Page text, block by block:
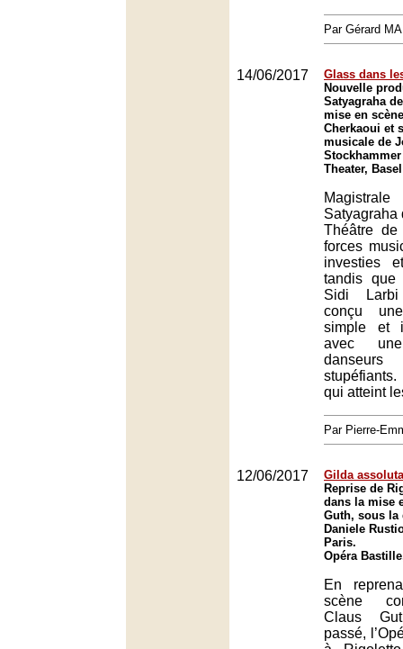
Par Gérard
14/06/2017
Glass dans
Nouvelle
Satyagraha
mise en
Cherkaoui et
musicale de
Theater, Basel
Satyagraha
Théâtre
forces
investies
tandis que
Sidi
conçu
simple et
avec
qui atteint
Par Pierre-
12/06/2017
Gilda assoluta
Reprise de
dans la mise
Guth, sous la
Daniele
Paris.
Opéra
En
scène
Claus
passé,